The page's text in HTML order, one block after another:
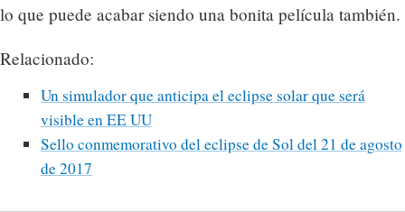
lo que puede acabar siendo una bonita película también.
Relacionado:
Un simulador que anticipa el eclipse solar que será
visible en EE UU
Sello conmemorativo del eclipse de Sol del 21 de agosto
de 2017